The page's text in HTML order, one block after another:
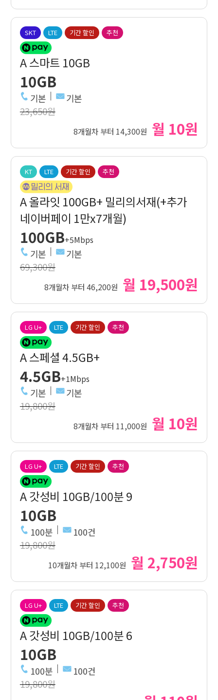
SKT LTE 기간 할인 추천
A 스마트 10GB
10GB
기본 기본
23,650원
8개월차 부터 14,300원 월 10원
KT LTE 기간 할인 추천
A 올라잇 100GB+ 밀리의서재(+추가
네이버페이 1만x7개월)
100GB+5Mbps
기본 기본
69,300원
8개월차 부터 46,200원 월 19,500원
LG U+ LTE 기간 할인 추천
A 스페셜 4.5GB+
4.5GB+1Mbps
기본 기본
19,800원
8개월차 부터 11,000원 월 10원
LG U+ LTE 기간 할인 추천
A 갓성비 10GB/100분 9
10GB
100분 100건
19,800원
10개월차 부터 12,100원 월 2,750원
LG U+ LTE 기간 할인 추천
A 갓성비 10GB/100분 6
10GB
100분 100건
19,800원